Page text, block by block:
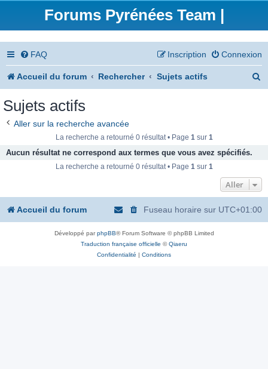
Forums Pyrénées Team |
FAQ Connexion
Inscription
Accueil du forum Rechercher Sujets actifs
e
Sujets actifs
Aller sur la recherche avancée
La recherche a retourné 0 résultat • Page 1sur 1
Aucun résultat ne correspond aux termes que vous avez spécifiés.
La recherche a retourné 0 résultat • Page 1sur 1
Aller
Accueil du forum Fuseau horaire sur UTC+01:00
Développé parphpBB® Forum Software © phpBB Limited
Traduction française officielle ©Qiaeru
Confidentialité | Conditions